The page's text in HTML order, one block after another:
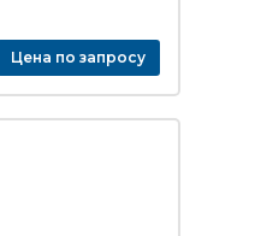
Цена по запросу